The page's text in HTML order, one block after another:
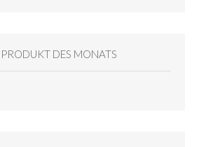
PRODUKT DES MONATS